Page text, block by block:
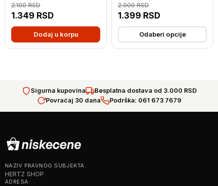
1.349 RSD
2.100RSD
Dodaj u korpu
1.399 RSD
2.000RSD
Odaberi opcije
Sigurna kupovina
Besplatna dostava od 3.000 RSD
Povraćaj 30 dana
Podrška: 061 673 7679
NAZIV PRAVNOG SUBJEKTA:
HERTZ SHOP
ADRESA: